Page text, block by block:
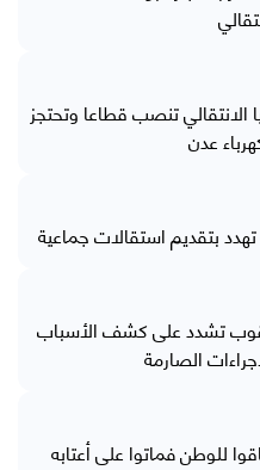
الانتقالي تنصب قطاعا وتحتجز
عدن
بتقديم استقالات جماعية
تشدد على كشف الأسباب
الصارمة
للوطن فماتوا على أعتابه